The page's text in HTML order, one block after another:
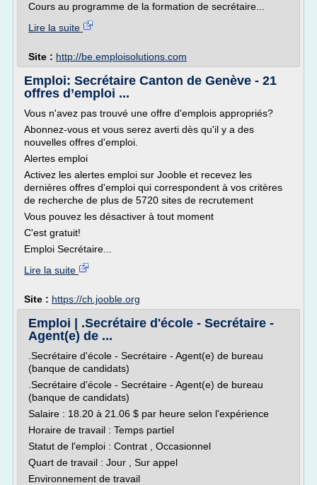
Cours au programme de la formation de secrétaire...
Lire la suite
Site : http://be.emploisolutions.com
Emploi: Secrétaire Canton de Genève - 21
offres d’emploi ...
Vous n'avez pas trouvé une offre d'emplois appropriés?
Abonnez-vous et vous serez averti dès qu'il y a des
nouvelles offres d'emploi.
Alertes emploi
Activez les alertes emploi sur Jooble et recevez les
dernières offres d'emploi qui correspondent à vos critères
de recherche de plus de 5720 sites de recrutement
Vous pouvez les désactiver à tout moment
C'est gratuit!
Emploi Secrétaire...
Lire la suite
Site : https://ch.jooble.org
Emploi | .Secrétaire d'école - Secrétaire -
Agent(e) de ...
.Secrétaire d'école - Secrétaire - Agent(e) de bureau
(banque de candidats)
.Secrétaire d'école - Secrétaire - Agent(e) de bureau
(banque de candidats)
Salaire : 18.20 à 21.06 $ par heure selon l'expérience
Horaire de travail : Temps partiel
Statut de l'emploi : Contrat , Occasionnel
Quart de travail : Jour , Sur appel
Environnement de travail